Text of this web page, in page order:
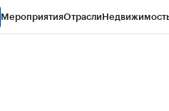
МероприятияОтрасли